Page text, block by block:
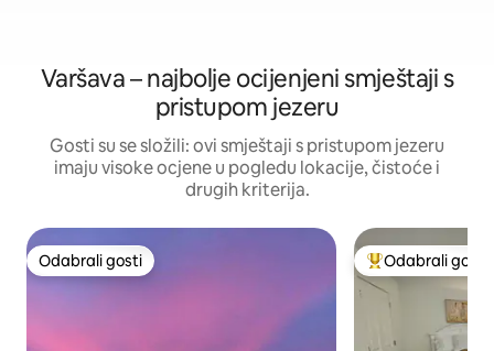
Varšava – najbolje ocijenjeni smještaji s
pristupom jezeru
Gosti su se složili: ovi smještaji s pristupom jezeru
imaju visoke ocjene u pogledu lokacije, čistoće i
drugih kriterija.
Odabrali gosti
Odabrali gosti Među najviše
Odabrali gosti